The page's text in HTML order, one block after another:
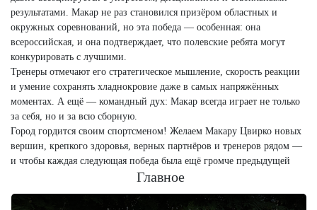
результатами. Макар не раз становился призёром областных и
окружных соревнований, но эта победа — особенная: она
всероссийская, и она подтверждает, что полевские ребята могут
конкурировать с лучшими.
Тренеры отмечают его стратегическое мышление, скорость реакции
и умение сохранять хладнокровие даже в самых напряжённых
моментах. А ещё — командный дух: Макар всегда играет не только
за себя, но и за всю сборную.
Город гордится своим спортсменом! Желаем Макару Цвирко новых
вершин, крепкого здоровья, верных партнёров и тренеров рядом —
и чтобы каждая следующая победа была ещё громче предыдущей
Главное